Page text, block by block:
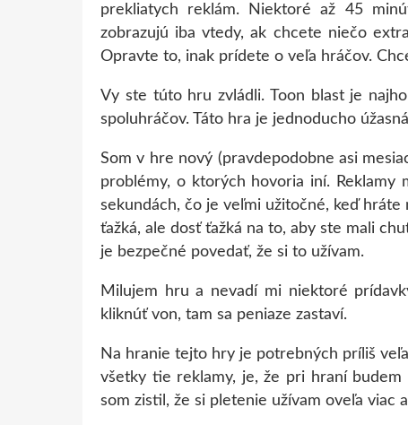
prekliatych reklám. Niektoré až 45
zobrazujú iba vtedy, ak chcete niečo
Opravte to, inak prídete o veľa hráčov.
Vy ste túto hru zvládli. Toon blast je
spoluhráčov. Táto hra je jednoducho
Som v hre nový (pravdepodobne asi
problémy, o ktorých hovoria iní. Reklamy
sekundách, čo je veľmi užitočné, keď
ťažká, ale dosť ťažká na to, aby ste mali
je bezpečné povedať, že si to užívam.
Milujem hru a nevadí mi niektoré
kliknúť von, tam sa peniaze zastaví.
Na hranie tejto hry je potrebných príliš
všetky tie reklamy, je, že pri hraní
som zistil, že si pletenie užívam oveľa viac